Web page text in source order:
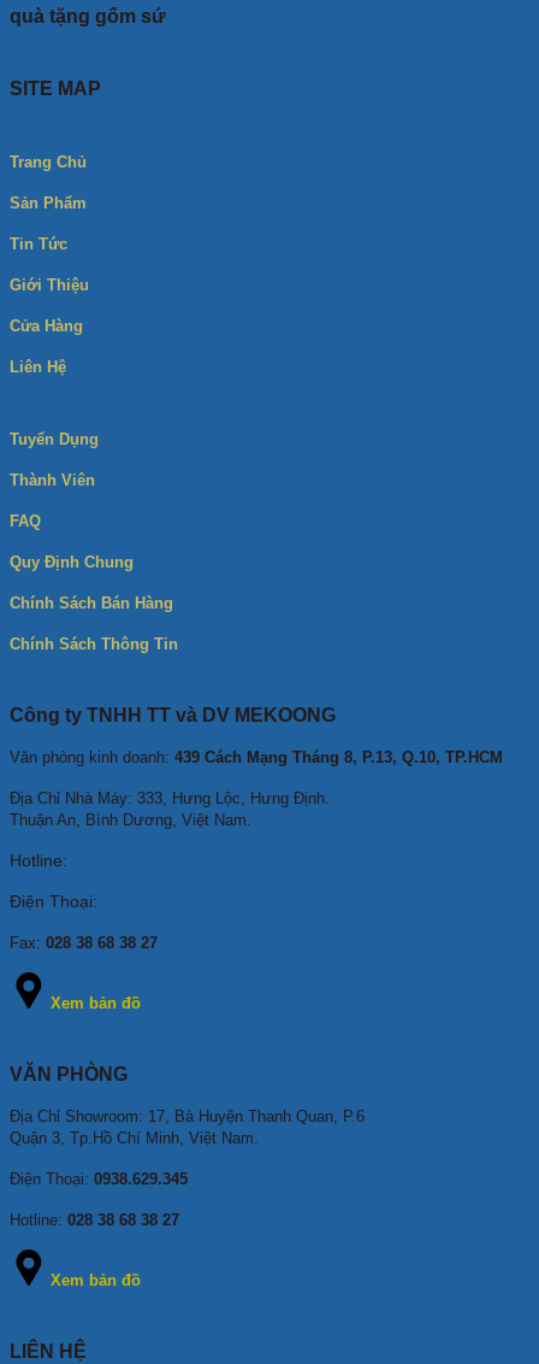
quà tặng gốm sứ
SITE MAP
Trang Chủ
Sản Phẩm
Tin Tức
Giới Thiệu
Cửa Hàng
Liên Hệ
Tuyển Dụng
Thành Viên
FAQ
Quy Định Chung
Chính Sách Bán Hàng
Chính Sách Thông Tin
Công ty TNHH TT và DV MEKOONG
Văn phòng kinh doanh: 439 Cách Mạng Tháng 8, P.13, Q.10, TP.HCM
Địa Chỉ Nhà Máy: 333, Hưng Lộc, Hưng Định.
Thuận An, Bình Dương, Việt Nam.
Hotline:
Điện Thoại:
Fax: 028 38 68 38 27
Xem bản đồ
VĂN PHÒNG
Địa Chỉ Showroom: 17, Bà Huyện Thanh Quan, P.6
Quận 3, Tp.Hồ Chí Minh, Việt Nam.
Điện Thoại: 0938.629.345
Hotline: 028 38 68 38 27
Xem bản đồ
LIÊN HỆ